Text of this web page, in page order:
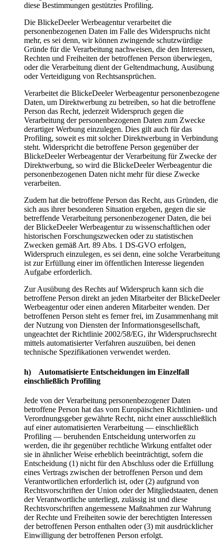
diese Bestimmungen gestütztes Profiling.
Die BlickeDeeler Werbeagentur verarbeitet die
personenbezogenen Daten im Falle des Widerspruchs nicht
mehr, es sei denn, wir können zwingende schutzwürdige
Gründe für die Verarbeitung nachweisen, die den Interessen,
Rechten und Freiheiten der betroffenen Person überwiegen,
oder die Verarbeitung dient der Geltendmachung, Ausübung
oder Verteidigung von Rechtsansprüchen.
Verarbeitet die BlickeDeeler Werbeagentur personenbezogene
Daten, um Direktwerbung zu betreiben, so hat die betroffene
Person das Recht, jederzeit Widerspruch gegen die
Verarbeitung der personenbezogenen Daten zum Zwecke
derartiger Werbung einzulegen. Dies gilt auch für das
Profiling, soweit es mit solcher Direktwerbung in Verbindung
steht. Widerspricht die betroffene Person gegenüber der
BlickeDeeler Werbeagentur der Verarbeitung für Zwecke der
Direktwerbung, so wird die BlickeDeeler Werbeagentur die
personenbezogenen Daten nicht mehr für diese Zwecke
verarbeiten.
Zudem hat die betroffene Person das Recht, aus Gründen, die
sich aus ihrer besonderen Situation ergeben, gegen die sie
betreffende Verarbeitung personenbezogener Daten, die bei
der BlickeDeeler Werbeagentur zu wissenschaftlichen oder
historischen Forschungszwecken oder zu statistischen
Zwecken gemäß Art. 89 Abs. 1 DS-GVO erfolgen,
Widerspruch einzulegen, es sei denn, eine solche Verarbeitung
ist zur Erfüllung einer im öffentlichen Interesse liegenden
Aufgabe erforderlich.
Zur Ausübung des Rechts auf Widerspruch kann sich die
betroffene Person direkt an jeden Mitarbeiter der BlickeDeeler
Werbeagentur oder einen anderen Mitarbeiter wenden. Der
betroffenen Person steht es ferner frei, im Zusammenhang mit
der Nutzung von Diensten der Informationsgesellschaft,
ungeachtet der Richtlinie 2002/58/EG, ihr Widerspruchsrecht
mittels automatisierter Verfahren auszuüben, bei denen
technische Spezifikationen verwendet werden.
h) Automatisierte Entscheidungen im Einzelfall
einschließlich Profiling
Jede von der Verarbeitung personenbezogener Daten
betroffene Person hat das vom Europäischen Richtlinien- und
Verordnungsgeber gewährte Recht, nicht einer ausschließlich
auf einer automatisierten Verarbeitung — einschließlich
Profiling — beruhenden Entscheidung unterworfen zu
werden, die ihr gegenüber rechtliche Wirkung entfaltet oder
sie in ähnlicher Weise erheblich beeinträchtigt, sofern die
Entscheidung (1) nicht für den Abschluss oder die Erfüllung
eines Vertrags zwischen der betroffenen Person und dem
Verantwortlichen erforderlich ist, oder (2) aufgrund von
Rechtsvorschriften der Union oder der Mitgliedstaaten, denen
der Verantwortliche unterliegt, zulässig ist und diese
Rechtsvorschriften angemessene Maßnahmen zur Wahrung
der Rechte und Freiheiten sowie der berechtigten Interessen
der betroffenen Person enthalten oder (3) mit ausdrücklicher
Einwilligung der betroffenen Person erfolgt.